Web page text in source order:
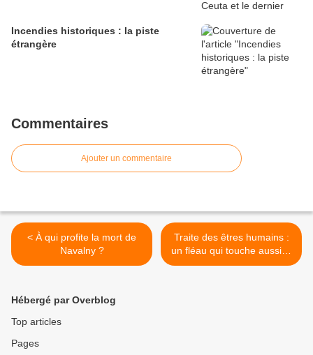
Incendies historiques : la piste
étrangère
Commentaires
Ajouter un commentaire
< À qui profite la mort de
Navalny ?
Traite des êtres humains :
un fléau qui touche aussi la
France - Anselme
Hébergé par Overblog
Top articles
Pages